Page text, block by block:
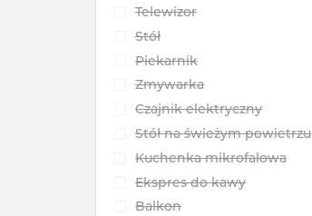
Telewizor
Stół
Piekarnik
Zmywarka
Czajnik elektryczny
Stół na świeżym powietrzu
Kuchenka mikrofalowa
Ekspres do kawy
Balkon